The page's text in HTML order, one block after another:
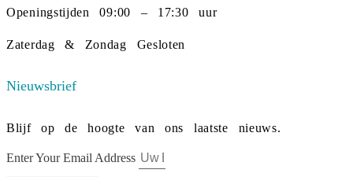
Openingstijden 09:00 – 17:30 uur
Zaterdag & Zondag Gesloten
Nieuwsbrief
Blijf op de hoogte van ons laatste nieuws.
Enter Your Email Address